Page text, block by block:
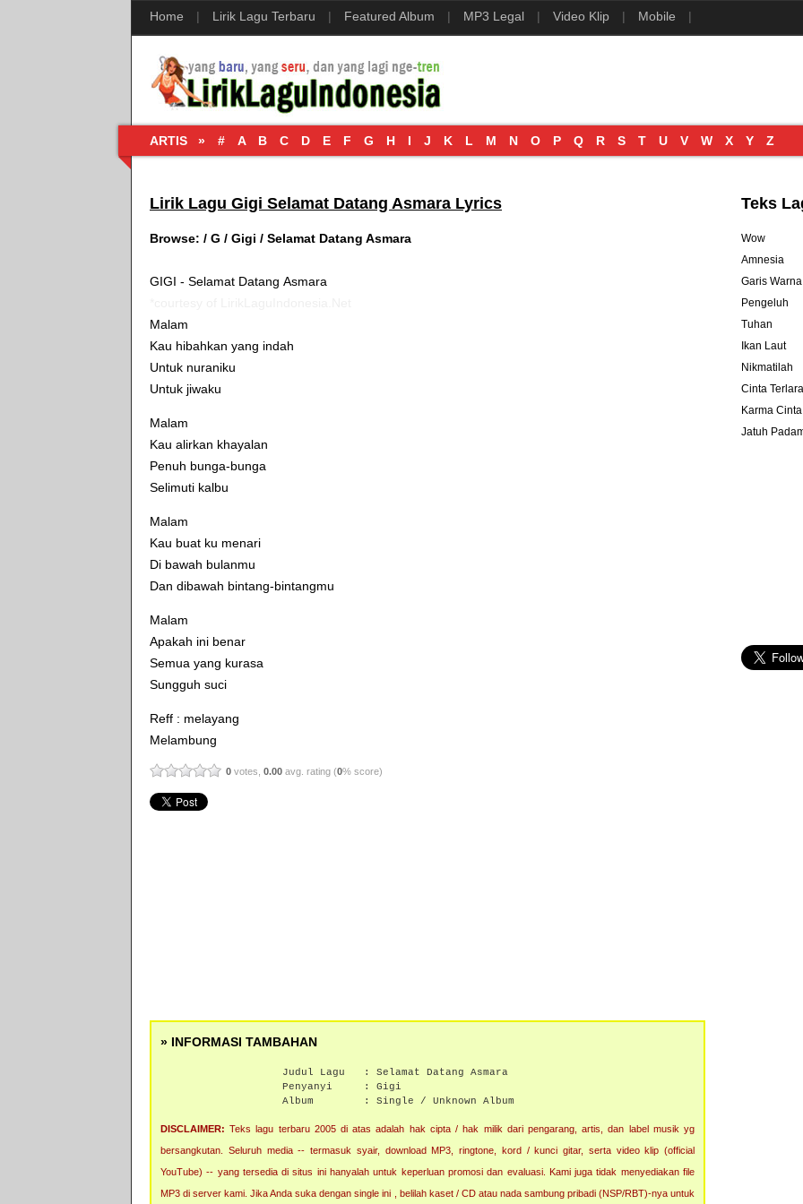
Home | Lirik Lagu Terbaru | Featured Album | MP3 Legal | Video Klip | Mobile |
ARTIS » # A B C D E F G H I J K L M N O P Q R S T U V W X Y Z
Lirik Lagu Gigi Selamat Datang Asmara Lyrics
Browse: / G / Gigi / Selamat Datang Asmara
GIGI - Selamat Datang Asmara
Malam
Kau hibahkan yang indah
Untuk nuraniku
Untuk jiwaku
Malam
Kau alirkan khayalan
Penuh bunga-bunga
Selimuti kalbu
Malam
Kau buat ku menari
Di bawah bulanmu
Dan dibawah bintang-bintangmu
Malam
Apakah ini benar
Semua yang kurasa
Sungguh suci
Reff : melayang
Melambung
0 votes, 0.00 avg. rating (0% score)
» INFORMASI TAMBAHAN
Judul Lagu : Selamat Datang Asmara
Penyanyi : Gigi
Album : Single / Unknown Album
DISCLAIMER: Teks lagu terbaru 2005 di atas adalah hak cipta / hak milik dari pengarang, artis, dan label musik yg
bersangkutan. Seluruh media -- termasuk syair, download MP3, ringtone, kord / kunci gitar, serta video klip (official
YouTube) -- yang tersedia di situs ini hanyalah untuk keperluan promosi dan evaluasi. Kami juga tidak menyediakan file
MP3 di server kami. Jika Anda suka dengan single ini , belilah kaset / CD atau nada sambung pribadi (NSP/RBT)-nya untuk
Teks
Wow
Amnesia
Garis Warna
Pengeluh
Tuhan
Ikan Laut
Nikmatilah
Cinta
Karma Cinta
Jatuh